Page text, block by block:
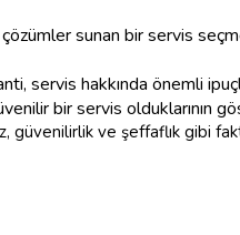
çözümler sunan bir servis
servis hakkında önemli
bir servis olduklarının
güvenilirlik ve şeffaflık gibi